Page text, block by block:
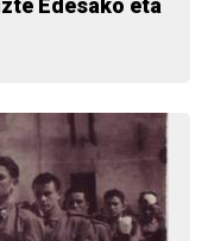
Edesako eta